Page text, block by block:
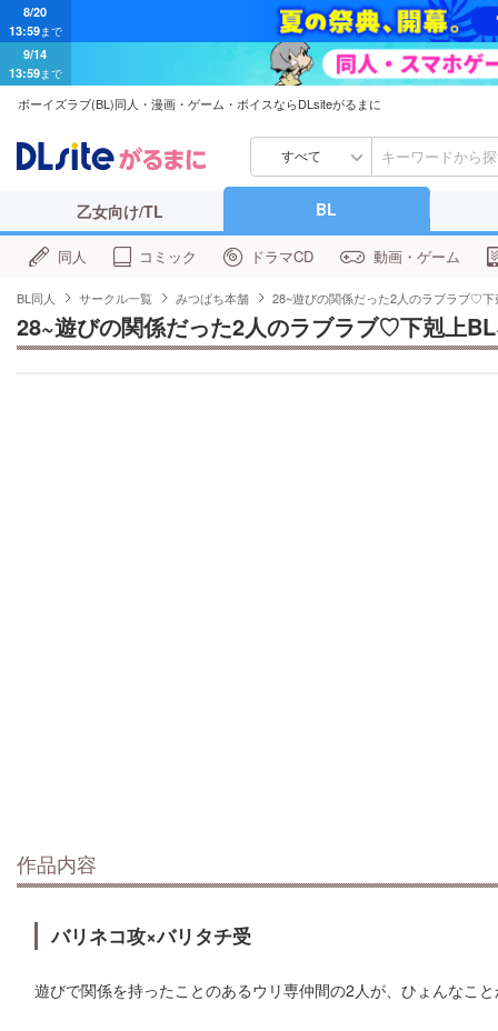
8/20
13:59まで
9/14
13:59まで
ボーイズラブ(BL)同人・漫画・ゲーム・ボイスならDLsiteがるまに
すべて
乙女向け/TL BL
同人 コミック ドラマCD 動画・ゲーム
BL同人 サークル一覧 みつばち本舗 28~遊びの関係だった2人のラブラブ♡下
28~遊びの関係だった2人のラブラブ♡下剋上
作品内容
バリネコ攻×バリタチ受
遊びで関係を持ったことのあるウリ専仲間の2人が、ひょんなこ